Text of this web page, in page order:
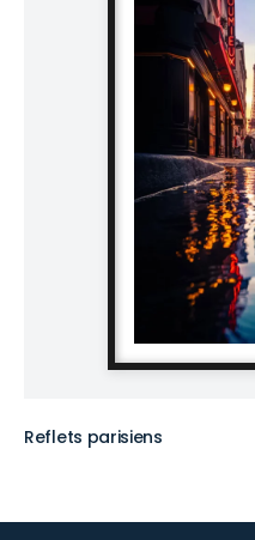
Reflets parisiens